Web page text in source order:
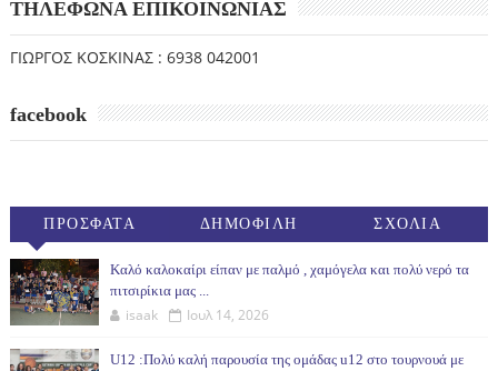
ΤΗΛΕΦΩΝΑ ΕΠΙΚΟΙΝΩΝΙΑΣ
ΓΙΩΡΓΟΣ ΚΟΣΚΙΝΑΣ : 6938 042001
facebook
ΠΡΟΣΦΑΤΑ ΔΗΜΟΦΙΛΗ ΣΧΟΛΙΑ
Καλό καλοκαίρι είπαν με παλμό , χαμόγελα και πολύ νερό τα
πιτσιρίκια μας ...
isaak Ιουλ 14, 2026
U12 :Πολύ καλή παρουσία της ομάδας u12 στο τουρνουά με